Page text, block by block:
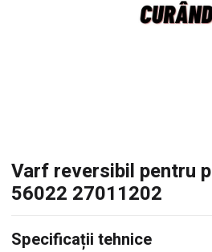
Varf reversibil pentru
56022 27011202
Specificații tehnice